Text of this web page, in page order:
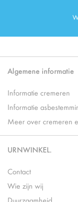
Algemene informatie
Informatie cremeren
Informatie
Meer over cremeren
URNWINKEL.
Contact
Wie zijn wij